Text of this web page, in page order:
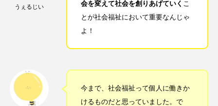
うぇるじい
会を変えて社会を創りあげていく こ
とが社会福祉において重要なんじゃ
よ！
今まで、社会福祉って個人に働きか
けるものだと思っていました。で